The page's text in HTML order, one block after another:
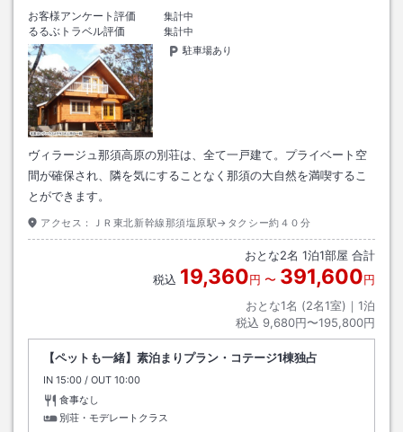
お客様アンケート評価 集計中
るるぶトラベル評価
集計中
駐車場あり
ヴィラージュ那須高原の別荘は、全て一戸建て。プライベート空
間が確保され、隣を気にすることなく那須の大自然を満喫するこ
とができます。
アクセス： ＪＲ東北新幹線那須塩原駅→タクシー約４０分
おとな2名 1泊1部屋 合計
税込 19,360円 〜 391,600円
おとな1名 (2名1室)｜ 1泊
税込 9,680円〜195,800円
【ペットも一緒】素泊まりプラン・コテージ1棟独占
IN チェックイン
15:00 / OUT チェックアウト
10:00
食事なし
別荘・モデレートクラス